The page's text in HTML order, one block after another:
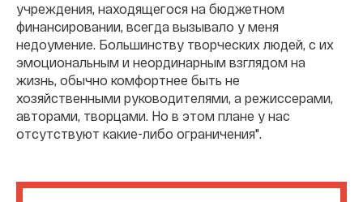
учреждения, находящегося на бюджетном
финансировании, всегда вызывало у меня
недоумение. Большинству творческих людей, с их
эмоциональным и неординарным взглядом на
жизнь, обычно комфортнее быть не
хозяйственными руководителями, а режиссерами,
авторами, творцами. Но в этом плане у нас
отсутствуют какие-либо ограничения".